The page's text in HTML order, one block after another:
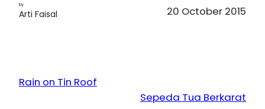
by
Arti Faisal 20 October 2015
Rain on Tin Roof
Sepeda Tua Berkarat